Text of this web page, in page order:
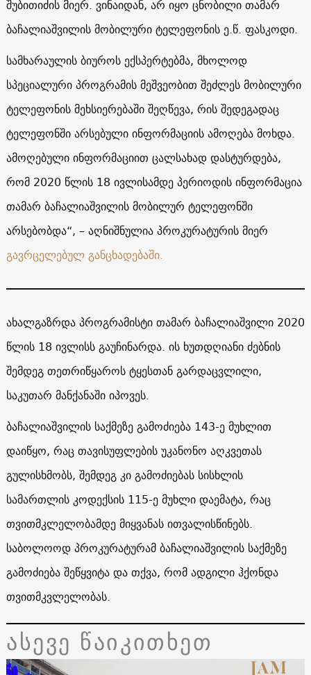
შუბითიძის მიერ. ვინაიდან, არ იყო ცნობილი თამარ
ბაჩალიაშვილის მობილური ტელეფონის ე.წ. ფასკოდი.
სამხარაულის ბიუროს ექსპერტებმა, მხოლოდ
სპეციალური პროგრამის მეშვეობით შეძლეს მობილური
ტელეფონის მეხსიერებაში შეღწევა, რის შედეგადაც
ტელეფონში არსებული ინფორმაციის ამოღება მოხდა.
ამოღებული ინფორმაციით ცალსახად დასტურდება,
რომ 2020 წლის 18 ივლისამდე პერიოდის ინფორმაცია
თამარ ბაჩალიაშვილის მობილურ ტელეფონში
არსებობდა“, – აღნიშნულია პროკურატურის მიერ
გავრცელებულ განცხადებაში.
ახალგაზრდა პროგრამისტი თამარ ბაჩალიაშვილი 2020
წლის 18 ივლისს გაუჩინარდა. ის ხუთდღიანი ძებნის
შემდეგ თეთრიწყაროს ტყესთან გარდაცვლილი,
საკუთარ მანქანაში იპოვეს.
ბაჩალიაშვილის საქმეზე გამოძიება 143-ე მუხლით
დაიწყო, რაც თავისუფლების უკანონო აღკვეთას
გულისხმობს, შემდეგ კი გამოძიებას სისხლის
სამართლის კოდექსის 115-ე მუხლი დაემატა, რაც
თვითმკლელობამდე მიყვანას ითვალისწინებს.
საბოლოოდ პროკურატურამ ბაჩალიაშვილის საქმეზე
გამოძიება შეწყვიტა და თქვა, რომ ადგილი ჰქონდა
თვითმკვლელობას.
ასევე წაიკითხეთ